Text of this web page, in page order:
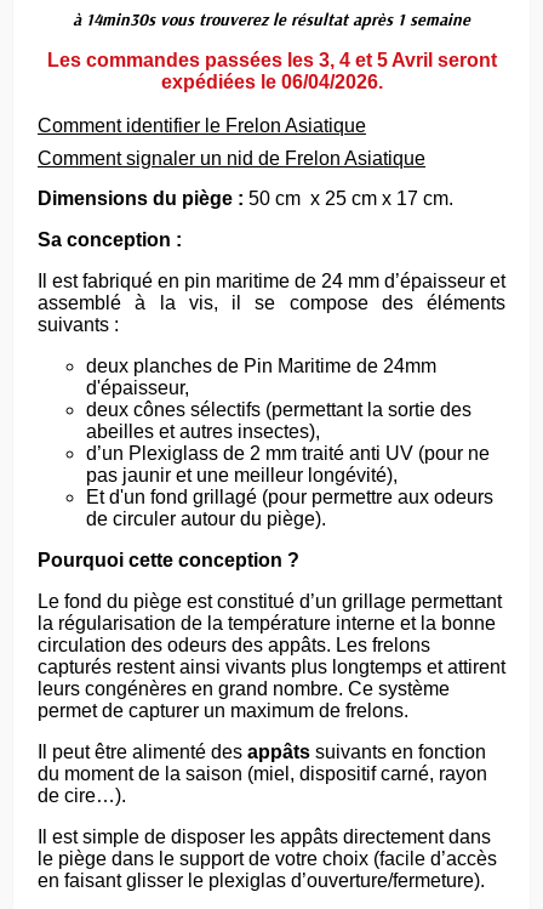
à 14min30s vous trouverez le résultat après 1 semaine
Les commandes passées les 3, 4 et 5 Avril seront
expédiées le 06/04/2026.
Comment identifier le Frelon Asiatique
Comment signaler un nid de Frelon Asiatique
Dimensions du piège : 50 cm x 25 cm x 17 cm.
Sa conception :
Il est fabriqué en pin maritime de 24 mm d’épaisseur et
assemblé à la vis, il se compose des éléments
suivants :
deux planches de Pin Maritime de 24mm
d'épaisseur,
deux cônes sélectifs (permettant la sortie des
abeilles et autres insectes),
d’un Plexiglass de 2 mm traité anti UV (pour ne
pas jaunir et une meilleur longévité),
Et d'un fond grillagé (pour permettre aux odeurs
de circuler autour du piège).
Pourquoi cette conception ?
Le fond du piège est constitué d’un grillage permettant
la régularisation de la température interne et la bonne
circulation des odeurs des appâts. Les frelons
capturés restent ainsi vivants plus longtemps et attirent
leurs congénères en grand nombre. Ce système
permet de capturer un maximum de frelons.
Il peut être alimenté des appâts suivants en fonction
du moment de la saison (miel, dispositif carné, rayon
de cire…).
Il est simple de disposer les appâts directement dans
le piège dans le support de votre choix (facile d’accès
en faisant glisser le plexiglas d’ouverture/fermeture).